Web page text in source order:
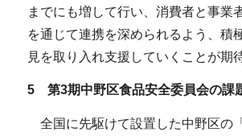
までにも増して行い、消費者と事業
を通じて連携を深められるよう、積
見を取り入れ支援していくことが期
5 第3期中野区食品安全委員会の課
全国に先駆けて設置した中野区の